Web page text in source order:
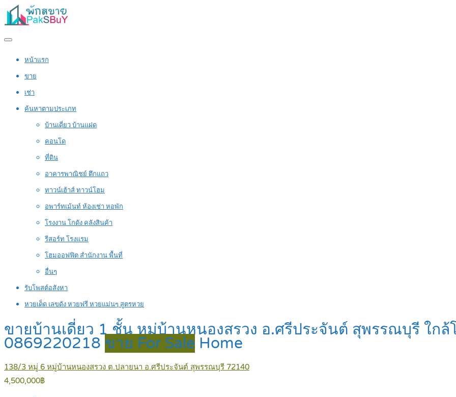
หน้าแรก
ขาย
เช่า
ค้นหาตามประเภท
บ้านเดี่ยว บ้านแฝด
คอนโด
ที่ดิน
อาคารพาณิชย์ ตึกแถว
ทาวน์เฮ้าส์ ทาวน์โฮม
อพาร์ทเม้นท์ ห้องเช่า หอพัก
โรงงาน โกดัง คลังสินค้า
รีสอร์ท โรงแรม
โฮมออฟฟิต สำนักงาน พื้นที่
อื่นๆ
รับโพสต์อสังหา
หวยเด็ด เลขดัง หวยฟรี หวยแม่นๆ สูตรหวย
ขายบ้านเดี่ยว 1 ชั้น หมู่บ้านหนองสรวง อ.ศรีประจันต์ สุพรรณบุรี ใกล้
0869220218 ขาย For Sale Home
138/3 หมู่ 6 หมู่บ้านหนองสรวง ต.ปลายนา อ.ศรีประจันต์ สุพรรณบุรี 72140
4,500,000฿